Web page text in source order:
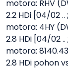
motora: RHV
2.2 HDi [04/02 ..
motora: 4HY
2.8 HDi [04/02
motora:
2.8 HDi pohon